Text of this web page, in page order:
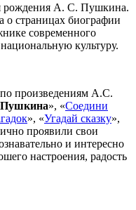
рождения А. С. Пушкина.
о страницах биографии
современного
культуру.
произведениям А.С.
Пушкина», «Соедини
», «Угадай сказку»,
проявили свои
и интересно
настроения, радость